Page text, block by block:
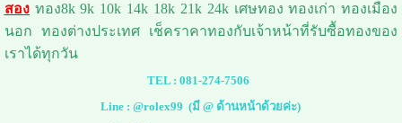
สองทอง8k 9k 10k 14k 18k 21k 24k เศษทอง ทองเก่า ทองเมือง
นอก ทองต่างประเทศ เช็คราคาทองกับเจ้าหน้าที่รับซื้อทองของ
เราได้ทุกวัน
TEL : 081-274-7506
Line :@rolex99 (มี @ ด้านหน้าด้วยค่ะ)